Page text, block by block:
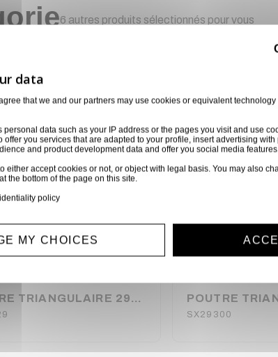
6 autres produits sélectionnés pour vous
POUTRE TRIANGULAIRE 290 ALU 0,29 METRE ASD
SX29300
that we and our partners may use cookies or equivalent
personal data such as your IP address or the pages you visit and use
offer you services that are adapted to your profile, insert advertising
and product development data and offer you social media
either accept cookies or not, or object with legal basis. You may also
the bottom of the page on this site.
policy
MY CHOICES